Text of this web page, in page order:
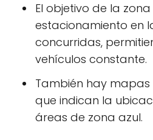
El objetivo de la
estacionamiento en
concurridas,
vehículos constante.
También hay mapas
que indican la
áreas de zona azul.